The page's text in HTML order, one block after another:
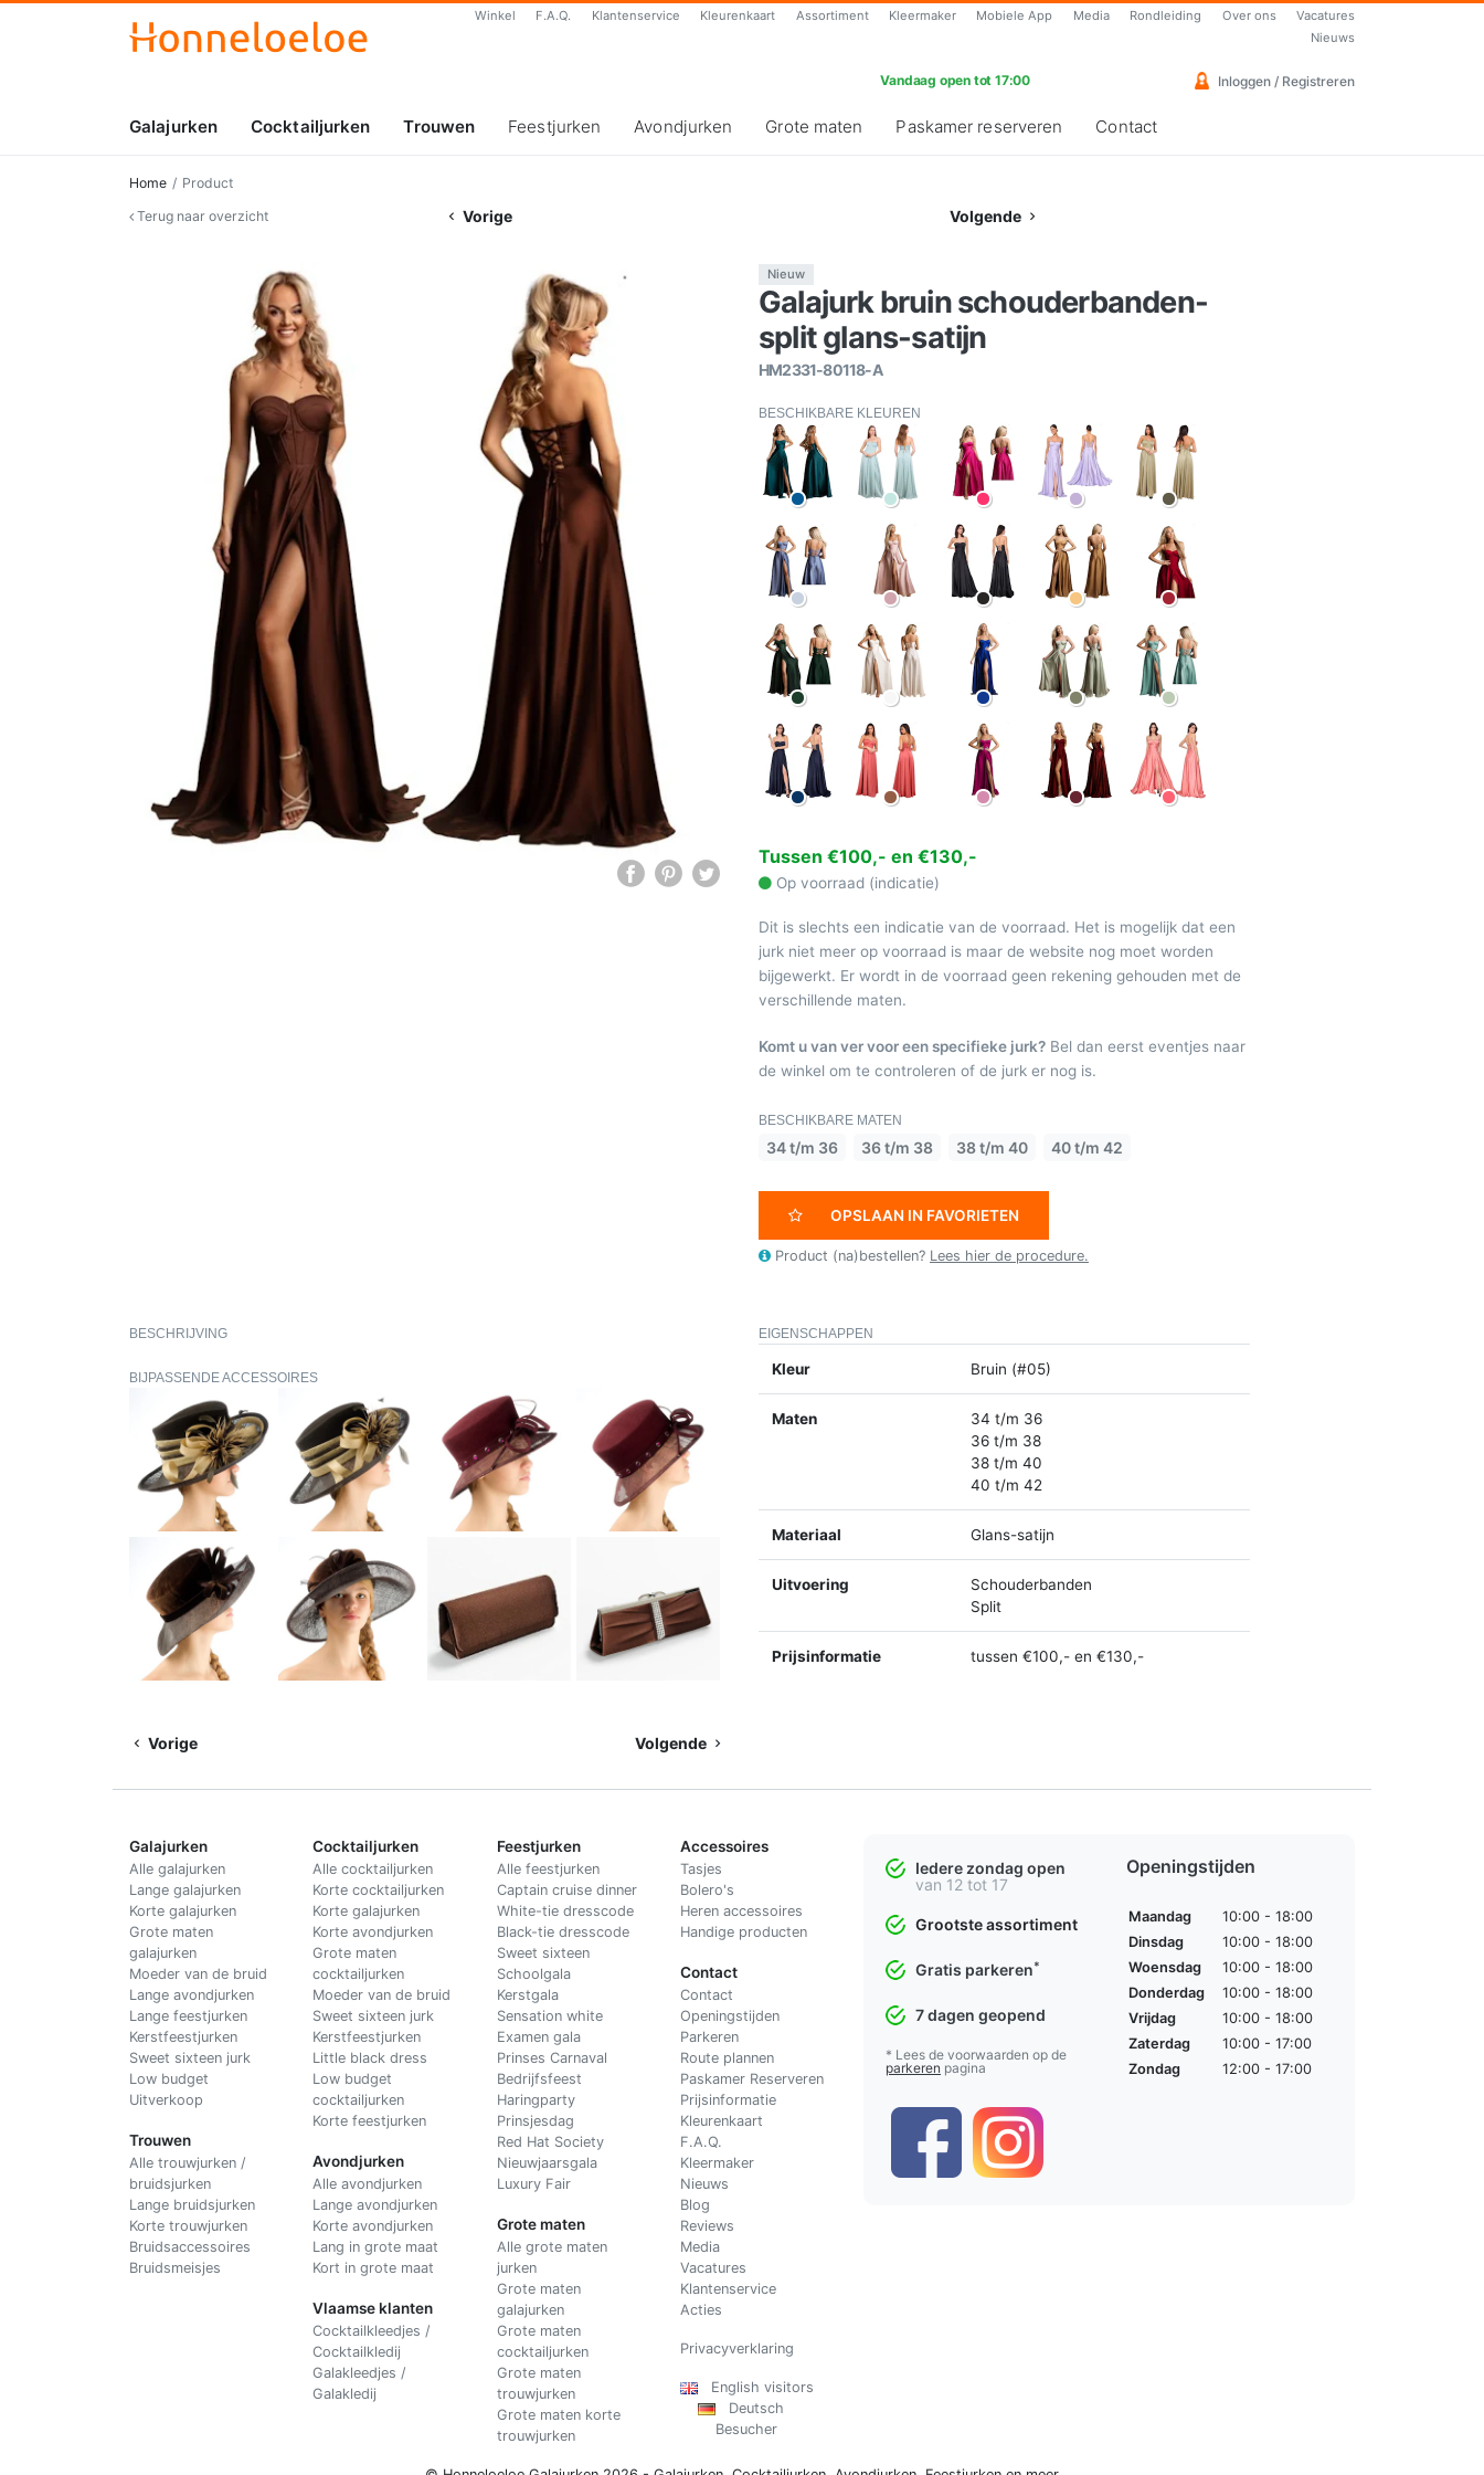
Winkel F.A.Q. Klantenservice Kleurenkaart Assortiment Kleermaker Mobiele App Media Rondleiding Over ons
Vacatures
Nieuws
Vandaag open tot 17:00 Inloggen / Registreren
Galajurken Cocktailjurken Trouwen Feestjurken Avondjurken Grote maten Paskamer reserveren Contact
Home
Product
Terug naar overzicht
Vorige Volgende
Nieuw
Galajurk bruin schouderbanden-
split glans-satijn
HM2331-80118-A
BESCHIKBARE KLEUREN
Tussen €100,- en €130,-
Op voorraad (indicatie)
Dit is slechts een indicatie van de voorraad. Het is mogelijk dat een
jurk niet meer op voorraad is maar de website nog moet worden
bijgewerkt. Er wordt in de voorraad geen rekening gehouden met de
verschillende maten.
Komt u van ver voor een specifieke jurk? Bel dan eerst eventjes naar
de winkel om te controleren of de jurk er nog is.
BESCHIKBARE MATEN
34 t/m 36 36 t/m 38 38 t/m 40 40 t/m 42
OPSLAAN IN FAVORIETEN
Product (na)bestellen? Lees hier de procedure.
BESCHRIJVING
BIJPASSENDE ACCESSOIRES
EIGENSCHAPPEN
Kleur Bruin (#05)
Maten
34 t/m 36
36 t/m 38
38 t/m 40
40 t/m 42
Materiaal Glans-satijn
Uitvoering
Schouderbanden
Split
Prijsinformatie tussen €100,- en €130,-
Vorige Volgende
Galajurken
Alle galajurken
Lange galajurken
Korte galajurken
Grote maten
galajurken
Moeder van de bruid
Lange avondjurken
Lange feestjurken
Kerstfeestjurken
Sweet sixteen jurk
Low budget
Uitverkoop
Trouwen
Alle trouwjurken /
bruidsjurken
Lange bruidsjurken
Korte trouwjurken
Bruidsaccessoires
Bruidsmeisjes
Cocktailjurken
Alle cocktailjurken
Korte cocktailjurken
Korte galajurken
Korte avondjurken
Grote maten
cocktailjurken
Moeder van de bruid
Sweet sixteen jurk
Kerstfeestjurken
Little black dress
Low budget
cocktailjurken
Korte feestjurken
Avondjurken
Alle avondjurken
Lange avondjurken
Korte avondjurken
Lang in grote maat
Kort in grote maat
Vlaamse klanten
Cocktailkleedjes /
Cocktailkledij
Galakleedjes /
Galakledij
Feestjurken
Alle feestjurken
Captain cruise dinner
White-tie dresscode
Black-tie dresscode
Sweet sixteen
Schoolgala
Kerstgala
Sensation white
Examen gala
Prinses Carnaval
Bedrijfsfeest
Haringparty
Prinsjesdag
Red Hat Society
Nieuwjaarsgala
Luxury Fair
Grote maten
Alle grote maten
jurken
Grote maten
galajurken
Grote maten
cocktailjurken
Grote maten
trouwjurken
Grote maten korte
trouwjurken
Accessoires
Tasjes
Bolero's
Heren accessoires
Handige producten
Contact
Contact
Openingstijden
Parkeren
Route plannen
Paskamer Reserveren
Prijsinformatie
Kleurenkaart
F.A.Q.
Kleermaker
Nieuws
Blog
Reviews
Media
Vacatures
Klantenservice
Acties
Privacyverklaring
English visitors
Deutsch
Besucher
Iedere zondag open
van 12 tot 17
Grootste assortiment
Gratis parkeren*
7 dagen geopend
* Lees de voorwaarden op de
parkeren pagina
Openingstijden
Maandag
10:00 - 18:00
Dinsdag
10:00 - 18:00
Woensdag
10:00 - 18:00
Donderdag
10:00 - 18:00
Vrijdag
10:00 - 18:00
Zaterdag
10:00 - 17:00
Zondag
12:00 - 17:00